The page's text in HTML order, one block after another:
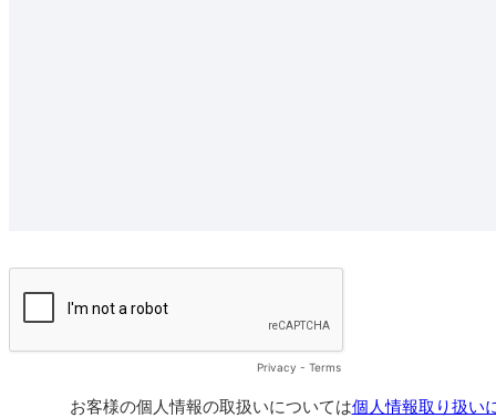
Privacy - Terms
お客様の個人情報の取扱いについては個人情報取り扱い